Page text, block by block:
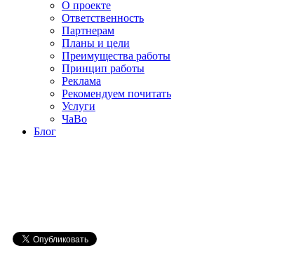
О проекте
Ответственность
Партнерам
Планы и цели
Преимущества работы
Принцип работы
Реклама
Рекомендуем почитать
Услуги
ЧаВо
Блог